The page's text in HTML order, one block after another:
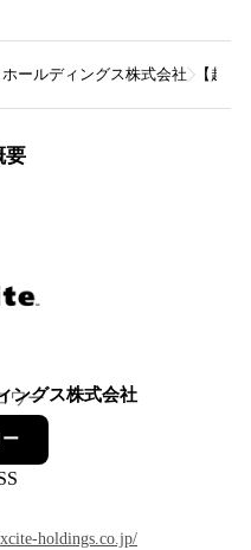
ールディングス株式会社 【起
要
ングス株式会社
ワー
holdings.co.jp/